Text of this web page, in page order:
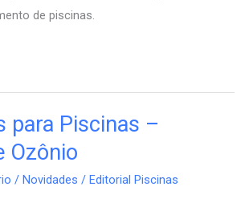
de piscinas.
para Piscinas –
Ozônio
/Novidades /Editorial Piscinas